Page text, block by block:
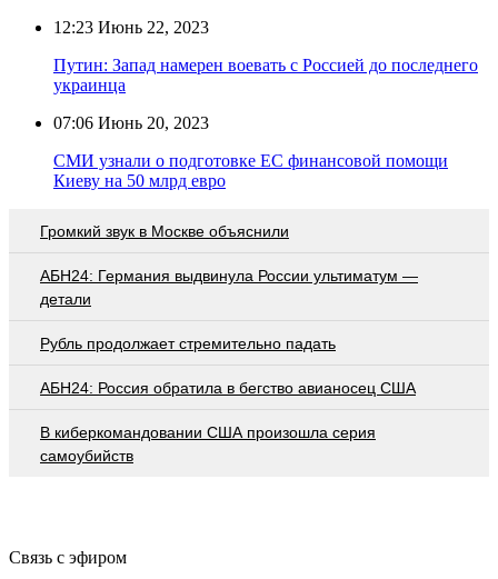
12:23 Июнь 22, 2023
Путин: Запад намерен воевать с Россией до последнего
украинца
07:06 Июнь 20, 2023
СМИ узнали о подготовке ЕС финансовой помощи
Киеву на 50 млрд евро
Громкий звук в Москве объяснили
АБН24: Германия выдвинула России ультиматум —
детали
Рубль продолжает стремительно падать
АБН24: Россия обратила в бегство авианосец США
В киберкомандовании США произошла серия
самоубийств
Связь с эфиром